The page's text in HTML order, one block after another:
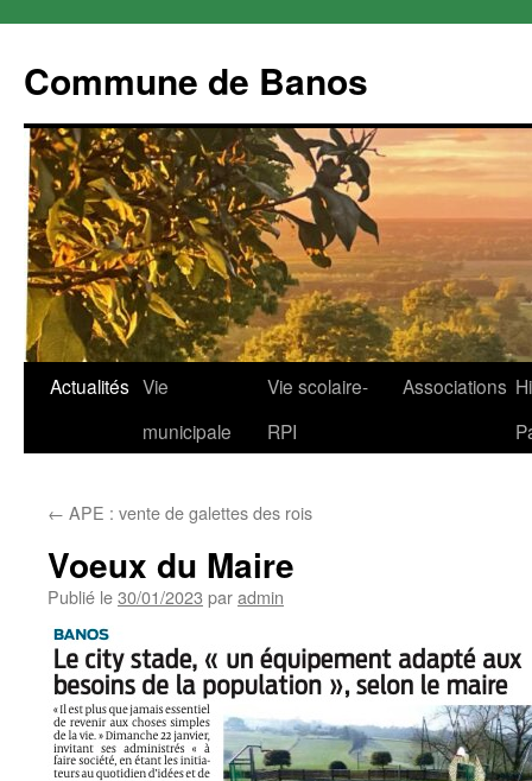
Commune de Banos
Aller
Actualités Vie
municipale
Vie scolaire-
RPI
Associations
← APE : vente de galettes des rois
Voeux du Maire
Publié le30/01/2023 paradmin